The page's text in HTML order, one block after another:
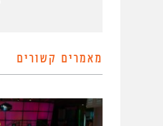
מאמרים קשורים